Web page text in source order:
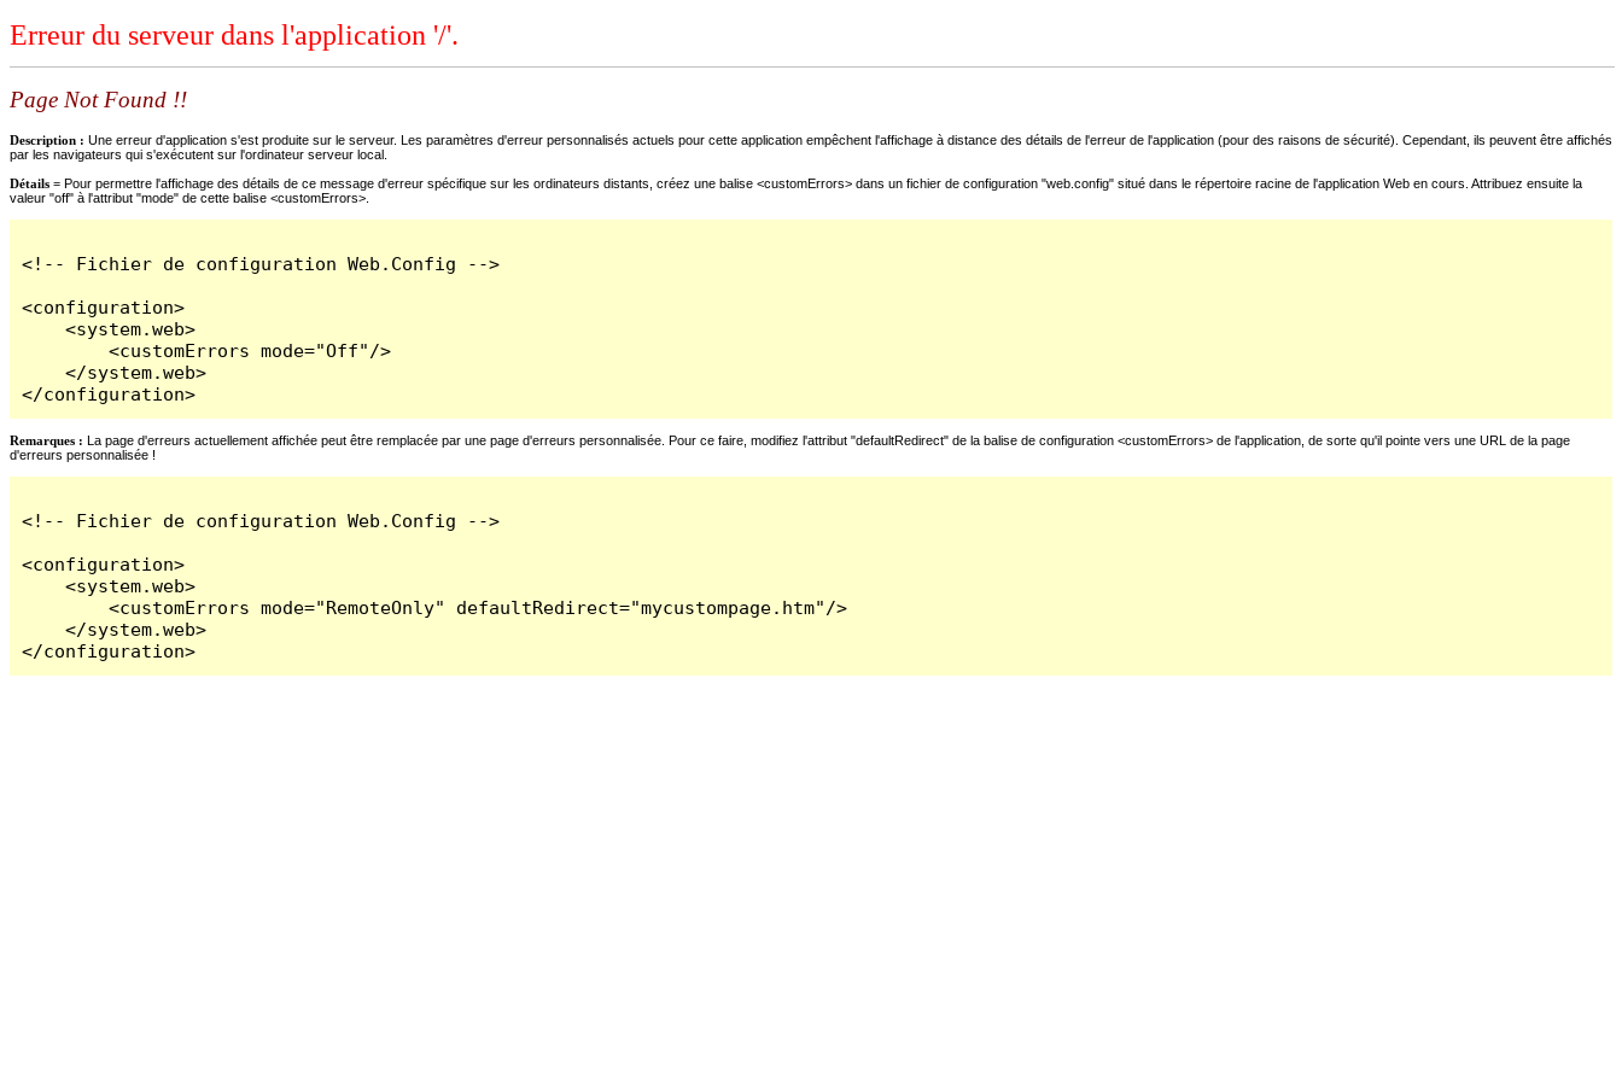
Erreur du serveur dans l'application '/'.
Page Not Found !!
Description : Une erreur d'application s'est produite sur le serveur. Les paramètres d'erreur personnalisés actuels pour cette application empêchent l'affichage à distance des détails de l'erreur de l'application (pour des raisons de sécurité). Cependant, ils peuvent être affichés
par les navigateurs qui s'exécutent sur l'ordinateur serveur local.
Détails = Pour permettre l'affichage des détails de ce message d'erreur spécifique sur les ordinateurs distants, créez une balise <customErrors> dans un fichier de configuration "web.config" situé dans le répertoire racine de l'application Web en cours. Attribuez ensuite la
valeur "off" à l'attribut "mode" de cette balise <customErrors>.
<!-- Fichier de configuration Web.Config -->
<configuration>
    <system.web>
        <customErrors mode="Off"/>
    </system.web>
</configuration>
Remarques : La page d'erreurs actuellement affichée peut être remplacée par une page d'erreurs personnalisée. Pour ce faire, modifiez l'attribut "defaultRedirect" de la balise de configuration <customErrors> de l'application, de sorte qu'il pointe vers une URL de la page
d'erreurs personnalisée !
<!-- Fichier de configuration Web.Config -->
<configuration>
    <system.web>
        <customErrors mode="RemoteOnly" defaultRedirect="mycustompage.htm"/>
    </system.web>
</configuration>